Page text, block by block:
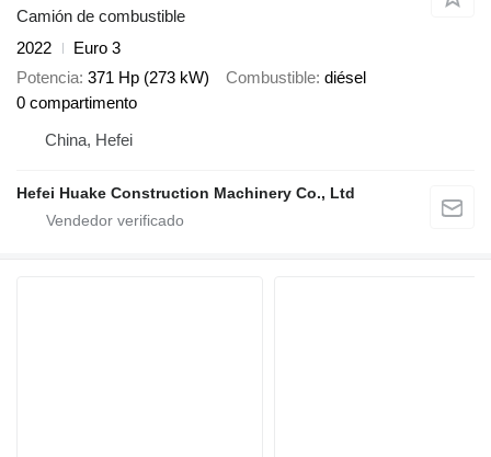
Camión de combustible
2022
Euro 3
Potencia 371 Hp (273 kW) Combustible diésel
0 compartimento
China, Hefei
Hefei Huake Construction Machinery Co., Ltd